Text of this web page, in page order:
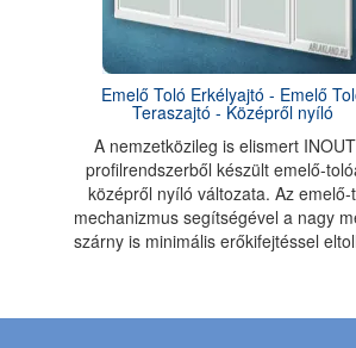
Emelő Toló Erkélyajtó - Emelő
Teraszajtó - Középről nyíló
A nemzetközileg is elismert
profilrendszerből készült emelő-
középről nyíló változata. Az emelő-
mechanizmus segítségével a nagy
szárny is minimális erőkifejtéssel